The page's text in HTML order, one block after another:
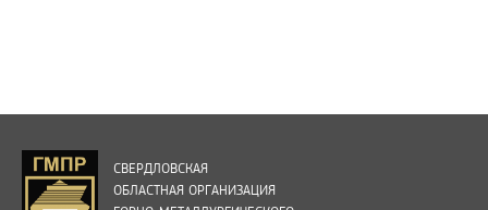
СВЕРДЛОВСКАЯ
ОБЛАСТНАЯ ОРГАНИЗАЦИЯ